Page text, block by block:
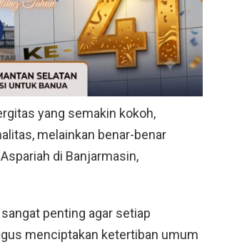
yang semakin kokoh,
melainkan benar-benar
di Banjarmasin,
penting agar setiap
menciptakan ketertiban umum